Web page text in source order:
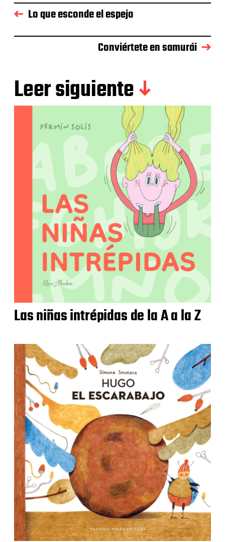
Lo que esconde el espejo
Conviértete en samurái
Leer siguiente
Las niñas intrépidas de la A a la Z